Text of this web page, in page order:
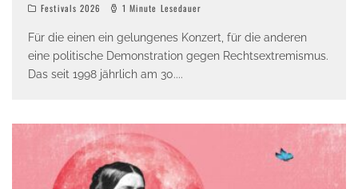
Festivals 2026 1 Minute Lesedauer
Für die einen ein gelungenes Konzert, für die anderen
eine politische Demonstration gegen Rechtsextremismus.
Das seit 1998 jährlich am 30....